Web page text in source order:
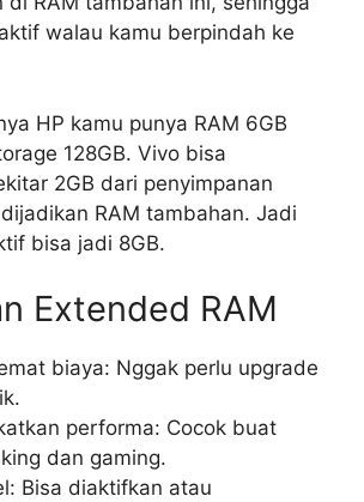
walau kamu berpindah ke
HP kamu punya RAM 6GB
128GB. Vivo bisa
2GB dari penyimpanan
RAM tambahan. Jadi
bisa jadi 8GB.
Extended RAM
biaya: Nggak perlu upgrade
performa: Cocok buat
dan gaming.
Bisa diaktifkan atau